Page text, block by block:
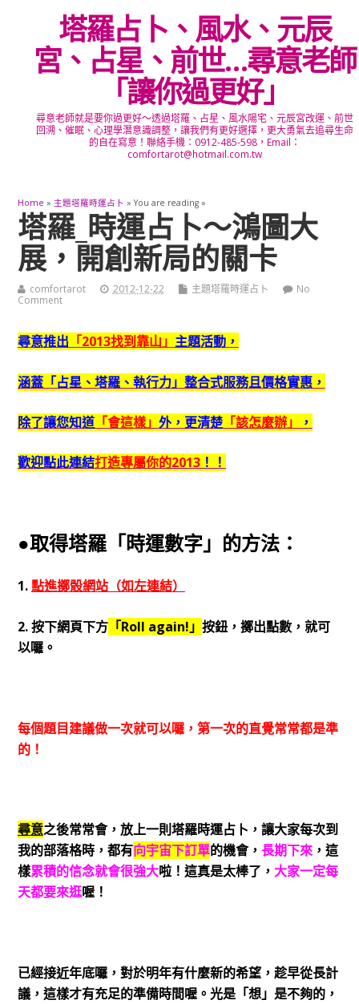
塔羅占卜、風水、元辰
宮、占星、前世…尋意老師
「讓你過更好」
尋意老師就是要你過更好～透過塔羅、占星、風水陽宅、元辰宮改運、前世
回溯、催眠、心理學潛意識調整，讓我們有更好選擇，更大勇氣去追尋生命
的自在寫意！聯絡手機：0912-485-598，Email：
comfortarot@hotmail.com.tw
Home » 主題塔羅時運占卜 » You are reading »
塔羅_時運占卜～鴻圖大
展，開創新局的關卡
comfortarot 2012-12-22 主題塔羅時運占卜
No
Comment
尋意推出 「2013找到靠山」 主題活動，
涵蓋「占星、塔羅、執行力」整合式服務且價格實惠，
除了讓您知道「會這樣」 外，更清楚「該怎麼辦」 ，
歡迎點此連結打造專屬你的2013！！
●取得塔羅「時運數字」的方法：
1.點進擲骰網站（如左連結）
2. 按下網頁下方「Roll again!」 按鈕，擲出點數，就可
以囉。
每個題目建議做一次就可以囉，第一次的直覺常常都是準
的！
尋意之後常常會，放上一則塔羅時運占卜，讓大家每次到
我的部落格時，都有向宇宙下訂單的機會， 長期下來，這
樣累積的信念就會很強大啦！這真是太棒了， 大家一定每
天都要來逛喔！
已經接近年底囉，對於明年有什麼新的希望，趁早從長計
議，這樣才有充足的準備時間喔。光是「想」是不夠的，